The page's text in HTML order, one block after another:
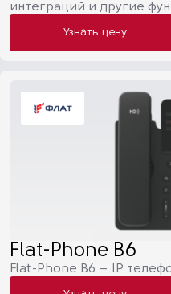
интеграций и другие
Узнать цену
Flat-Phone B6
Flat-Phone B6 – IP